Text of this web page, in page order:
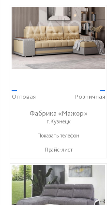
—
Оптовая
—
Розничная
Фабрика «Мажор»
г.Кузнецк
+7 (999) 611-98-99
Показать телефон
Прайс-лист